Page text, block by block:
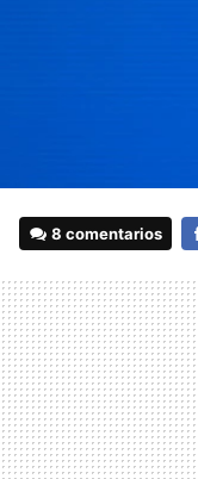
8 comentarios